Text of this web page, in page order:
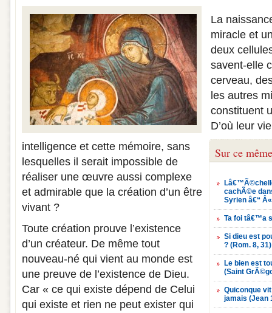
Sur ce
cachÃ©e
Syrien â€“
Ta foi tâ€™a
Si dieu est
? (Rom. 8, 31)
Le bien est
(Saint
Quiconque
jamais (Jean
La
miracle et
deux
savent-elle
cerveau,
les autres
constituent
D’où leur
intelligence et cette mémoire, sans
lesquelles il serait impossible de
réaliser une œuvre aussi complexe
et admirable que la création d’un être
vivant ?
Toute création prouve l’existence
d’un créateur. De même tout
nouveau-né qui vient au monde est
une preuve de l’existence de Dieu.
Car « ce qui existe dépend de Celui
qui existe et rien ne peut exister qui